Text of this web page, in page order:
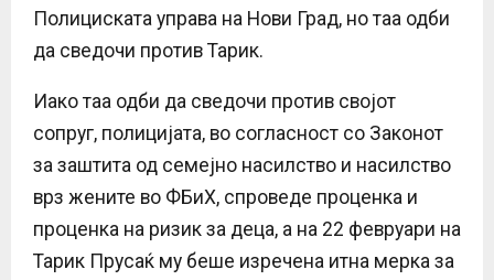
Полициската управа на Нови Град, но таа одби
да сведочи против Тарик.
Иако таа одби да сведочи против својот
сопруг, полицијата, во согласност со Законот
за заштита од семејно насилство и насилство
врз жените во ФБиХ, спроведе проценка и
проценка на ризик за деца, а на 22 февруари на
Тарик Прусаќ му беше изречена итна мерка за